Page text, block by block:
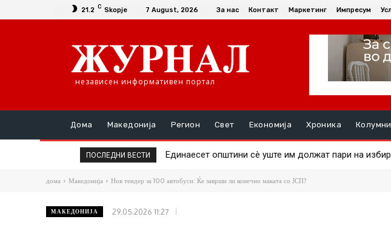
21.2 C Skopje 7 August, 2026 За нас Контакт Маркетинг Импресум
независен информативен портал
Дома Македонија Регион Свет Економија Хроника Колумни
ПОСЛЕДНИ ВЕСТИ Единаесет општини сè уште им должат пари на
Повторно скок на цената на златото
дома Македонија Нов тендер за 100 автобуси: Ќе заврши ли конечно маката со ЈСП?
МАКЕДОНИЈА 29.05.2026 11:27